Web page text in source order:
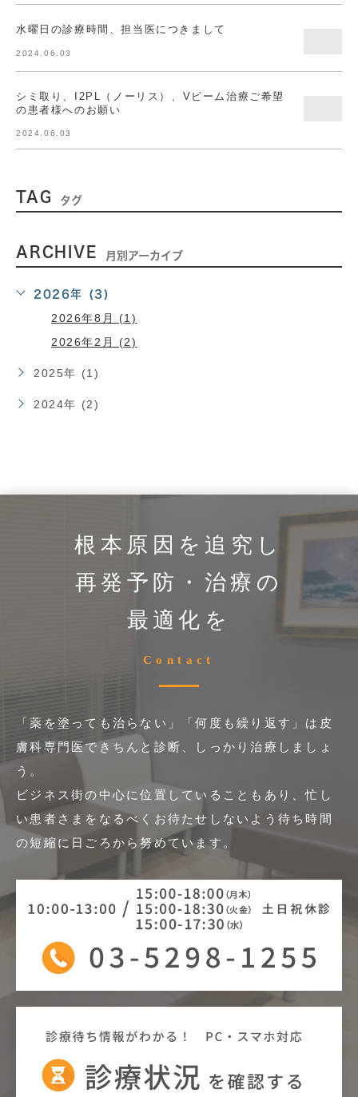
水曜日の診療時間、担当医につきまして
2024.06.03
シミ取り、I2PL（ノーリス）、Vビーム治療ご希望
の患者様へのお願い
2024.06.03
TAG タグ
ARCHIVE 月別アーカイブ
2026年 (3)
2026年8月 (1)
2026年2月 (2)
2025年 (1)
2024年 (2)
根本原因を追究し
再発予防・治療の
最適化を
Contact
「薬を塗っても治らない」「何度も繰り返す」は皮
膚科専門医できちんと診断、しっかり治療しましょ
う。
ビジネス街の中心に位置していることもあり、忙し
い患者さまをなるべくお待たせしないよう 待ち時間
の短縮に日ごろから努めています。